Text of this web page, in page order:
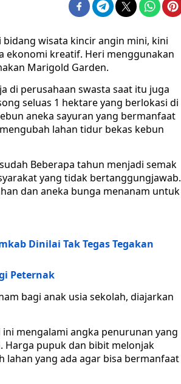
wisata kincir angin mini, kini
ekonomi kreatif. Heri menggunakan
Marigold Garden.
di perusahaan swasta saat itu juga
seluas 1 hektare yang berlokasi di
aneka sayuran yang bermanfaat
lahan tidur bekas kebun
Beberapa tahun menjadi semak
yang tidak bertanggungjawab.
dan aneka bunga menanam untuk
Dinilai Tak Tegas Tegakan
Peternak
bagi anak usia sekolah, diajarkan
mengalami angka penurunan yang
Harga pupuk dan bibit melonjak
yang ada agar bisa bermanfaat